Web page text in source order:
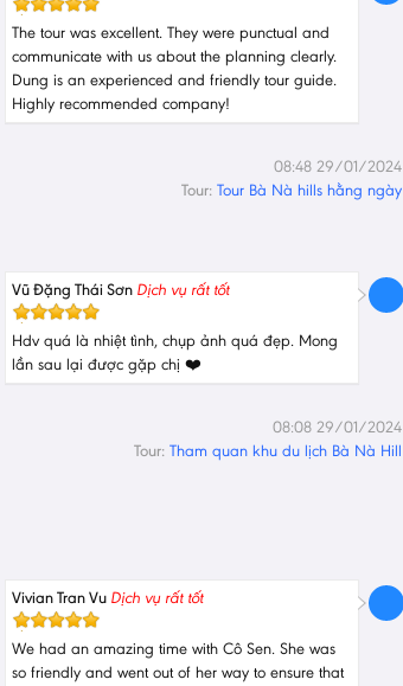
The tour was excellent. They were punctual and
communicate with us about the planning clearly.
Dung is an experienced and friendly tour guide.
Highly recommended company!
08:48 29/01/2024
Tour: Tour Bà Nà hills hằng ngày
Vũ Đặng Thái Sơn Dịch vụ rất tốt
Hdv quá là nhiệt tình, chụp ảnh quá đẹp. Mong
lần sau lại được gặp chị ❤️
08:08 29/01/2024
Tour: Tham quan khu du lịch Bà Nà Hill
Vivian Tran Vu Dịch vụ rất tốt
We had an amazing time with Cô Sen. She was
so friendly and went out of her way to ensure that